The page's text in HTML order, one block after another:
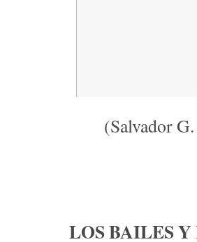
(Salvador
LOS BAILES